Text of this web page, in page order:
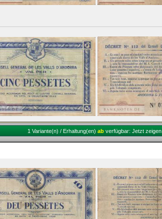
1 Variante(n) / Erhaltung(en) ab verfügbar: Jetzt zeigen